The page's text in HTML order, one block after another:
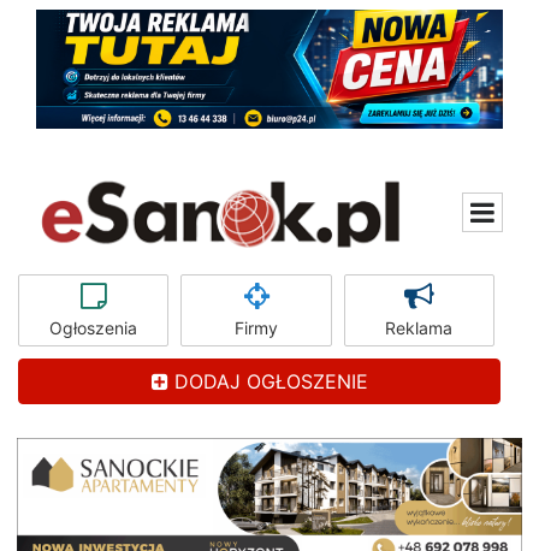
Ogłoszenia Firmy Reklama
DODAJ OGŁOSZENIE